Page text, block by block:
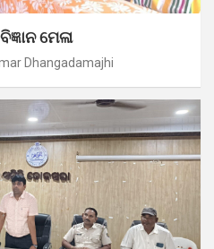
ମେଳା
Dhangadamajhi